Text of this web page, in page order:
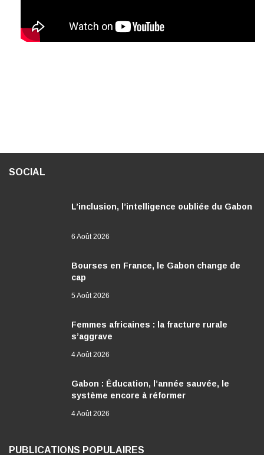
SOCIAL
L’inclusion, l’intelligence oubliée du Gabon
6 Août 2026
Bourses en France, le Gabon change de
cap
5 Août 2026
Femmes africaines : la fracture rurale
s’aggrave
4 Août 2026
Gabon : Éducation, l’année sauvée, le
système encore à réformer
4 Août 2026
PUBLICATIONS POPULAIRES